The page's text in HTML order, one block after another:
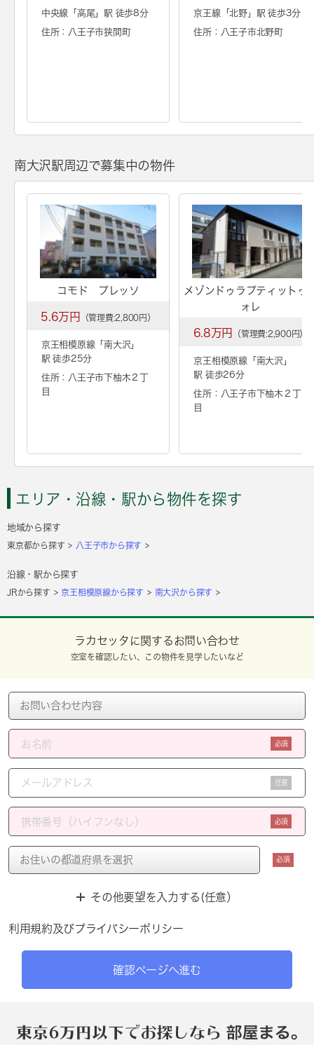
中央線「 高尾 」駅 徒歩8分
住所：八王子市狭間町
京王線「 北野」駅 徒歩3分
住所：八王子市北野町
南大沢駅周辺で募集中の物件
コモド プレッソ
5.6万円 （管理費:2,800円）
京王相模原線「南大沢 」
駅 徒歩25分
住所：八王子市下柚木２丁
目
メゾンドゥラプティットゥ
ォレ
6.8万円 （管理費:2,900円）
京王相模原線「 南大沢 」
駅 徒歩26分
住所：八王子市下柚木２丁
目
エリア・沿線・駅から物件を探す
地域から探す
東京都から探す 八王子市から探す
沿線・駅から探す
JRから探す 京王相模原線から探す 南大沢から探す
ラカセッタに関するお問い合わせ
空室を確認したい、この物件を見学したいなど
必須
任意
必須
必須
その他要望を入力する(任意）
利用規約及びプライバシーポリシー
確認ページへ進む